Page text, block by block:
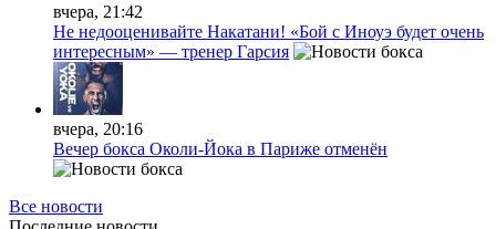
вчера, 21:42
Не недооценивайте Накатани! «Бой с Иноуэ будет очень
интересным» — тренер Гарсия
вчера, 20:16
Вечер бокса Околи-Йока в Париже отменён
Все новости